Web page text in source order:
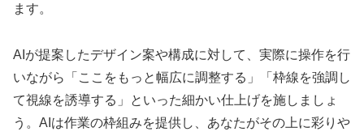
ます。
AIが提案したデザイン案や構成に対して、実際に操作を行
いながら「ここをもっと幅広に調整する」「枠線を強調し
て視線を誘導する」といった細かい仕上げを施しましょ
う。AIは作業の枠組みを提供し、あなたがその上に彩りや